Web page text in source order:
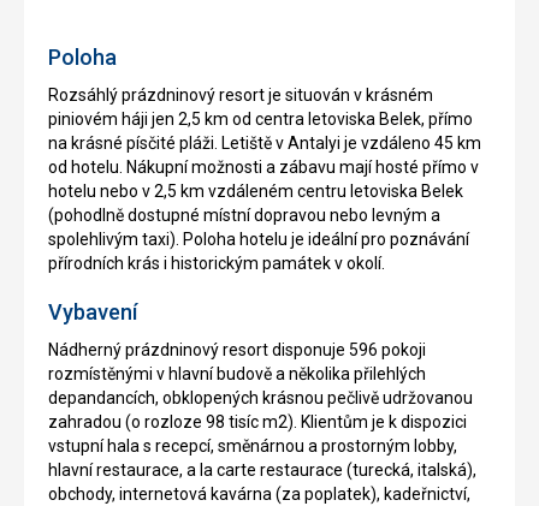
Poloha
Rozsáhlý prázdninový resort je situován v krásném
piniovém háji jen 2,5 km od centra letoviska Belek, přímo
na krásné písčité pláži. Letiště v Antalyi je vzdáleno 45 km
od hotelu. Nákupní možnosti a zábavu mají hosté přímo v
hotelu nebo v 2,5 km vzdáleném centru letoviska Belek
(pohodlně dostupné místní dopravou nebo levným a
spolehlivým taxi). Poloha hotelu je ideální pro poznávání
přírodních krás i historickým památek v okolí.
Vybavení
Nádherný prázdninový resort disponuje 596 pokoji
rozmístěnými v hlavní budově a několika přilehlých
depandancích, obklopených krásnou pečlivě udržovanou
zahradou (o rozloze 98 tisíc m2). Klientům je k dispozici
vstupní hala s recepcí, směnárnou a prostorným lobby,
hlavní restaurace, a la carte restaurace (turecká, italská),
obchody, internetová kavárna (za poplatek), kadeřnictví,